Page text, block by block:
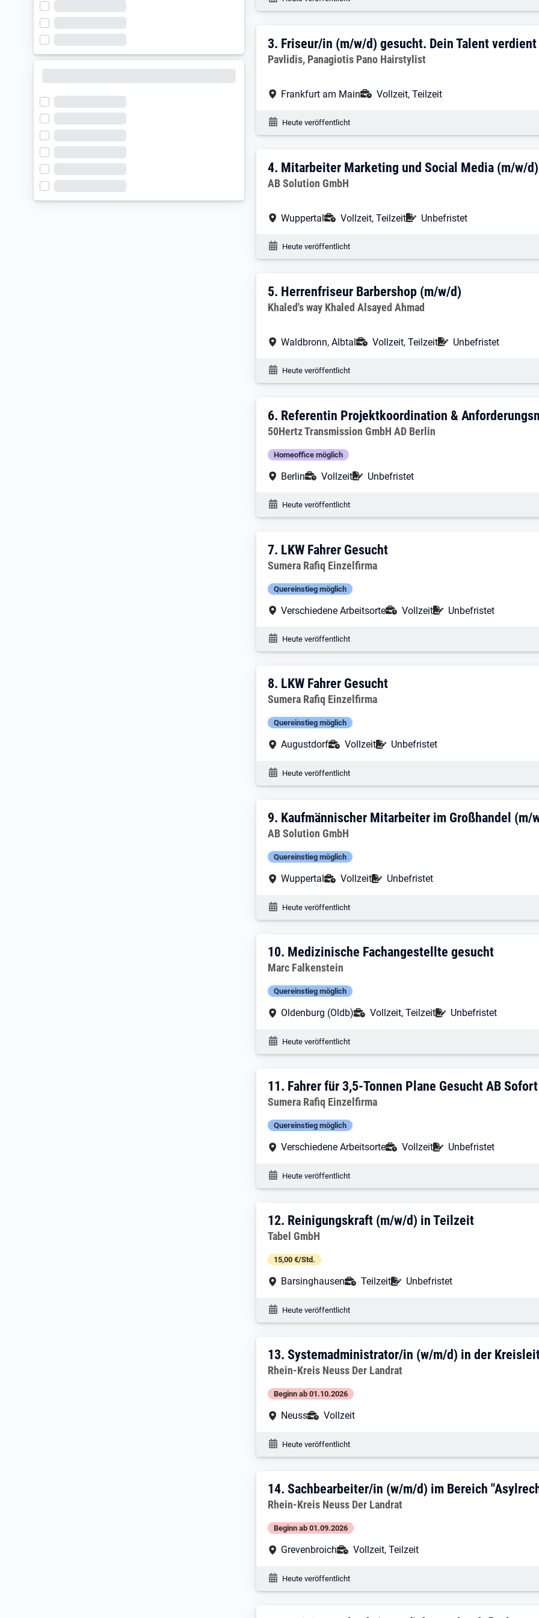
3. Ergebnis: Friseur/in (m/w/d) gesucht.
3. Friseur/in (m/w/d) gesucht. Dein Talent
Arbeitgeber:
Pavlidis, Panagiotis Pano Hairstylist
Arbeitsort:
Frankfurt am Main Anstellungsart:
Vollzeit, Teilzeit
Veröffentlichungsdatum:
Heute veröffentlicht
4. Ergebnis: Mitarbeiter Marketing und
4. Mitarbeiter Marketing und Social Media (m/w/d)
Arbeitgeber:
AB Solution GmbH
Arbeitsort:
Wuppertal Anstellungsart:
Vollzeit, Teilzeit Befristung:
Unbefristet
Veröffentlichungsdatum:
Heute veröffentlicht
5. Ergebnis: Herrenfriseur Barbershop
5. Herrenfriseur Barbershop (m/w/d)
Arbeitgeber:
Khaled's way Khaled Alsayed Ahmad
Arbeitsort:
Waldbronn, Albtal Anstellungsart:
Vollzeit, Teilzeit Befristung:
Unbefristet
Veröffentlichungsdatum:
Heute veröffentlicht
6. Ergebnis: Referentin
6. Referentin Projektkoordination &
Arbeitgeber:
50Hertz Transmission GmbH AD Berlin
Homeoffice möglich
Arbeitsort:
Berlin Anstellungsart:
Vollzeit Befristung:
Unbefristet
Veröffentlichungsdatum:
Heute veröffentlicht
7. Ergebnis: LKW Fahrer Gesucht
7. LKW Fahrer Gesucht
Arbeitgeber:
Sumera Rafiq Einzelfirma
Quereinstieg möglich
Arbeitsort:
Verschiedene Arbeitsorte Anstellungsart:
Vollzeit Befristung:
Unbefristet
Veröffentlichungsdatum:
Heute veröffentlicht
8. Ergebnis: LKW Fahrer Gesucht
8. LKW Fahrer Gesucht
Arbeitgeber:
Sumera Rafiq Einzelfirma
Quereinstieg möglich
Arbeitsort:
Augustdorf Anstellungsart:
Vollzeit Befristung:
Unbefristet
Veröffentlichungsdatum:
Heute veröffentlicht
9. Ergebnis: Kaufmännischer
9. Kaufmännischer Mitarbeiter im Großhandel (m/
Arbeitgeber:
AB Solution GmbH
Quereinstieg möglich
Arbeitsort:
Wuppertal Anstellungsart:
Vollzeit Befristung:
Unbefristet
Veröffentlichungsdatum:
Heute veröffentlicht
10. Ergebnis: Medizinische
10. Medizinische Fachangestellte gesucht
Arbeitgeber:
Marc Falkenstein
Quereinstieg möglich
Arbeitsort:
Oldenburg (Oldb) Anstellungsart:
Vollzeit, Teilzeit Befristung:
Unbefristet
Veröffentlichungsdatum:
Heute veröffentlicht
11. Ergebnis: Fahrer für 3,5-Tonnen
11. Fahrer für 3,5-Tonnen Plane Gesucht AB Sofort
Arbeitgeber:
Sumera Rafiq Einzelfirma
Quereinstieg möglich
Arbeitsort:
Verschiedene Arbeitsorte Anstellungsart:
Vollzeit Befristung:
Unbefristet
Veröffentlichungsdatum:
Heute veröffentlicht
12. Ergebnis: Reinigungskraft (m/w/d) in
12. Reinigungskraft (m/w/d) in Teilzeit
Arbeitgeber:
Tabel GmbH
15,00 €/Std.
Arbeitsort:
Barsinghausen Anstellungsart:
Teilzeit Befristung:
Unbefristet
Veröffentlichungsdatum:
Heute veröffentlicht
13. Ergebnis: Systemadministrator/in
13.Systemadministrator/in (w/m/d) in der
Arbeitgeber:
Rhein-Kreis Neuss Der Landrat
Beginn ab 01.10.2026
Arbeitsort:
Neuss Anstellungsart:
Vollzeit
Veröffentlichungsdatum:
Heute veröffentlicht
14. Ergebnis: Sachbearbeiter/in (w/m/d)
14.Sachbearbeiter/in (w/m/d) im Bereich
Arbeitgeber:
Rhein-Kreis Neuss Der Landrat
Beginn ab 01.09.2026
Arbeitsort:
Grevenbroich Anstellungsart:
Vollzeit, Teilzeit
Veröffentlichungsdatum:
Heute veröffentlicht